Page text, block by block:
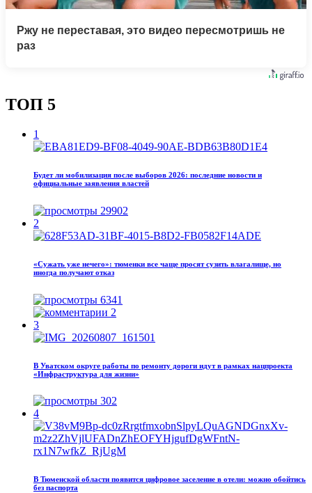
Ржу не переставая, это видео пересмотришь не
раз
ТОП 5
1
Будет ли мобилизация после выборов 2026: последние новости и
официальные заявления властей
29902
2
«Сужать уже нечего»: тюменки все чаще просят сузить влагалище, но
иногда получают отказ
6341
2
3
В Уватском округе работы по ремонту дороги идут в рамках нацпроекта
«Инфраструктура для жизни»
302
4
В Тюменской области появится цифровое заселение в отели: можно обойтись
без паспорта